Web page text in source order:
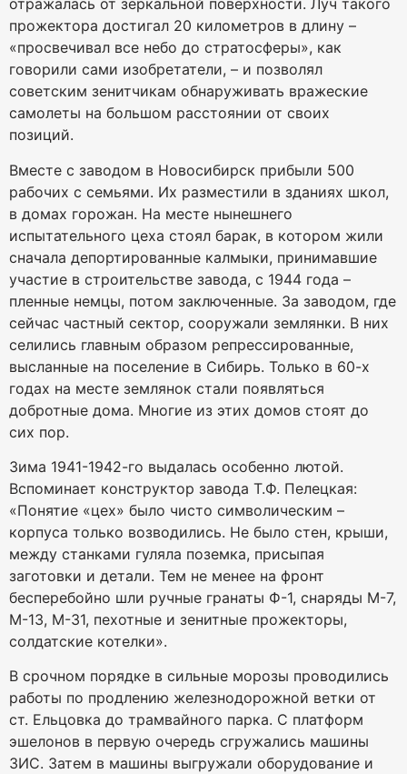
отражалась от зеркальной поверхности. Луч такого
прожектора достигал 20 километров в длину –
«просвечивал все небо до стратосферы», как
говорили сами изобретатели, – и позволял
советским зенитчикам обнаруживать вражеские
самолеты на большом расстоянии от своих
позиций.
Вместе с заводом в Новосибирск прибыли 500
рабочих с семьями. Их разместили в зданиях школ,
в домах горожан. На месте нынешнего
испытательного цеха стоял барак, в котором жили
сначала депортированные калмыки, принимавшие
участие в строительстве завода, с 1944 года –
пленные немцы, потом заключенные. За заводом, где
сейчас частный сектор, сооружали землянки. В них
селились главным образом репрессированные,
высланные на поселение в Сибирь. Только в 60-х
годах на месте землянок стали появляться
добротные дома. Многие из этих домов стоят до
сих пор.
Зима 1941-1942-го выдалась особенно лютой.
Вспоминает конструктор завода Т.Ф. Пелецкая:
«Понятие «цех» было чисто символическим –
корпуса только возводились. Не было стен, крыши,
между станками гуляла поземка, присыпая
заготовки и детали. Тем не менее на фронт
бесперебойно шли ручные гранаты Ф-1, снаряды М-7,
М-13, М-31, пехотные и зенитные прожекторы,
солдатские котелки».
В срочном порядке в сильные морозы проводились
работы по продлению железнодорожной ветки от
ст. Ельцовка до трамвайного парка. С платформ
эшелонов в первую очередь сгружались машины
ЗИС. Затем в машины выгружали оборудование и